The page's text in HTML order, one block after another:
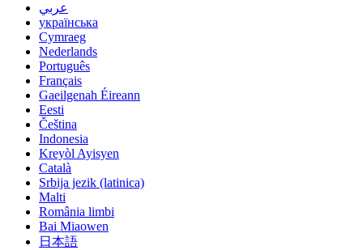
عربي
українська
Cymraeg
Nederlands
Português
Français
Gaeilgenah Éireann
Eesti
Čeština
Indonesia
Kreyòl Ayisyen
Català
Srbija jezik (latinica)
Malti
România limbi
Bai Miaowen
日本語